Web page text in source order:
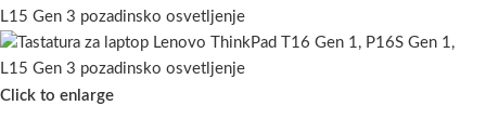
Click to enlarge